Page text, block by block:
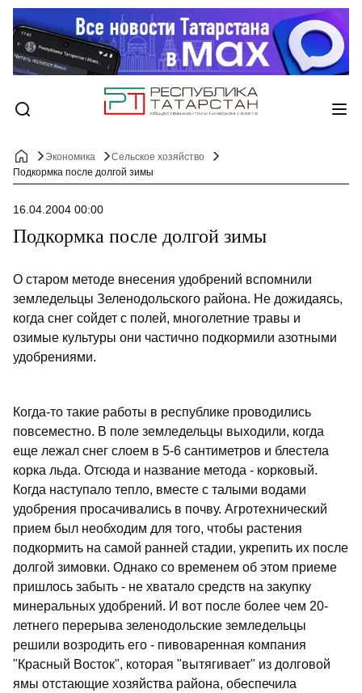
Экономика
Сельское хозяйство
Подкормка после долгой зимы
16.04.2004 00:00
Подкормка после долгой зимы
О старом методе внесения удобрений вспомнили
земледельцы Зеленодольского района. Не дожидаясь,
когда снег сойдет с полей, многолетние травы и
озимые культуры они частично подкормили азотными
удобрениями.
Когда-то такие работы в республике проводились
повсеместно. В поле земледельцы выходили, когда
еще лежал снег слоем в 5-6 сантиметров и блестела
корка льда. Отсюда и название метода - корковый.
Когда наступало тепло, вместе с талыми водами
удобрения просачивались в почву. Агротехнический
прием был необходим для того, чтобы растения
подкормить на самой ранней стадии, укрепить их после
долгой зимовки. Однако со временем об этом приеме
пришлось забыть - не хватало средств на закупку
минеральных удобрений. И вот после более чем 20-
летнего перерыва зеленодольские земледельцы
решили возродить его - пивоваренная компания
"Красный Восток", которая "вытягивает" из долговой
ямы отстающие хозяйства района, обеспечила